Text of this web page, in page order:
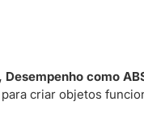
como
criar objetos